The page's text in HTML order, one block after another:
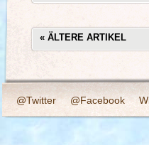
« ÄLTERE ARTIKEL
@Twitter @Facebook